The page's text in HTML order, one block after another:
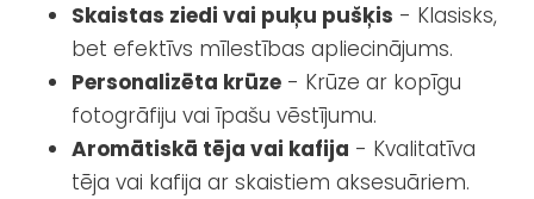
Skaistas ziedi vai puķu pušķis - Klasisks,
bet efektīvs mīlestības apliecinājums.
Personalizēta krūze - Krūze ar kopīgu
fotogrāfiju vai īpašu vēstījumu.
Aromātiskā tēja vai kafija - Kvalitatīva
tēja vai kafija ar skaistiem aksesuāriem.